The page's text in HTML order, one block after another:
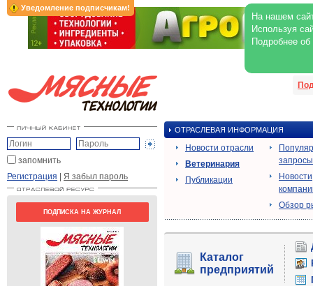
Уведомление подписчикам!
На нашем
Используя
Подробнее
запомнить
Регистрация | Я забыл пароль
ПОДПИСКА НА ЖУРНАЛ
ОТРАСЛЕВАЯ ИНФОРМАЦИЯ
Новости отрасли
Ветеринария
Публикации
запросы
Новости
Обзор
Каталог
предприятий